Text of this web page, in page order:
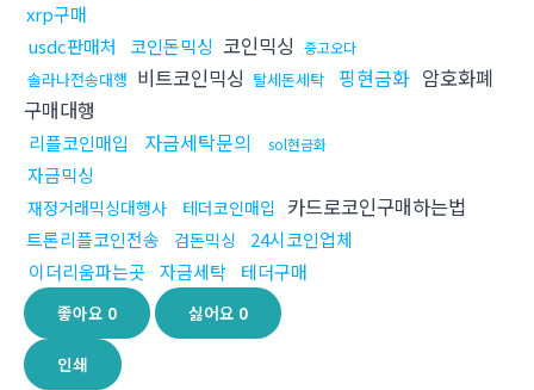
xrp구매
usdc판매처
코인돈믹싱 코인믹싱 중고오다
솔라나전송대행 비트코인믹싱 탈세돈세탁 핑현금화 암호화폐
구매대행
리플코인매입 자금세탁문의 sol현금화
자금믹싱
재정거래믹싱대행사 테더코인매입 카드로코인구매하는법
트론리플코인전송 검돈믹싱
24시코인업체
이더리움파는곳
자금세탁 테더구매
좋아요 0 싫어요 0
인쇄